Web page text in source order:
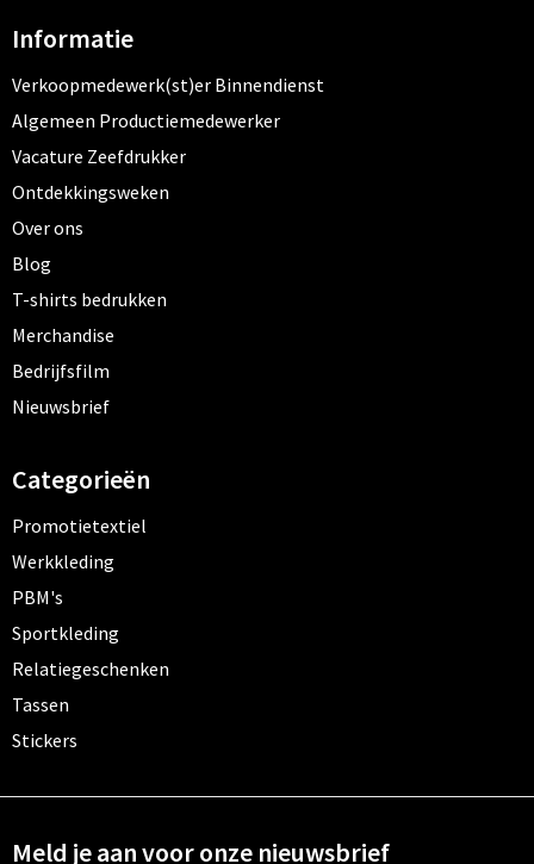
Informatie
Verkoopmedewerk(st)er Binnendienst
Algemeen Productiemedewerker
Vacature Zeefdrukker
Ontdekkingsweken
Over ons
Blog
T-shirts bedrukken
Merchandise
Bedrijfsfilm
Nieuwsbrief
Categorieën
Promotietextiel
Werkkleding
PBM's
Sportkleding
Relatiegeschenken
Tassen
Stickers
Meld je aan voor onze nieuwsbrief